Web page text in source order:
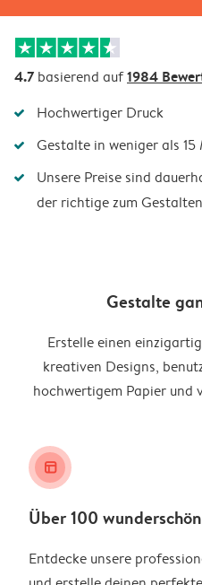
4.7 basierend auf1984
Hochwertiger Druck
Gestalte in weniger als 15
Unsere Preise sind
der richtige zum
Gestalte
Erstelle einen
kreativen Designs,
hochwertigem Papier und
layout_alt
Über 100
Entdecke unsere